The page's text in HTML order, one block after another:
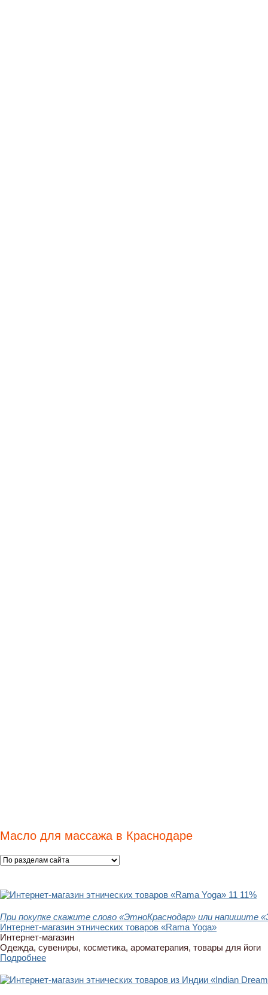
Масло для массажа в Краснодаре
11 11%
При покупке скажите слово «ЭтноКраснодар» или напишите
Интернет-магазин этнических товаров «Rama Yoga»
Интернет-магазин
Одежда, сувениры, косметика, ароматерапия, товары для йоги
Подробнее